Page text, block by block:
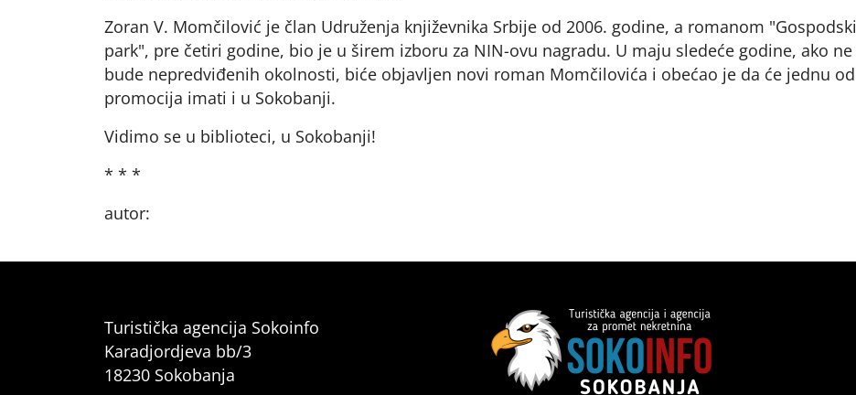
Zoran V. Momčilović je član Udruženja književnika Srbije od 2006. godine, a romanom "Gospodski
park", pre četiri godine, bio je u širem izboru za NIN-ovu nagradu. U maju sledeće godine, ako ne
bude nepredviđenih okolnosti, biće objavljen novi roman Momčilovića i obećao je da će jednu od
promocija imati i u Sokobanji.
Vidimo se u biblioteci, u Sokobanji!
* * *
autor:
Turistička agencija Sokoinfo
Karadjordjeva bb/3
18230 Sokobanja